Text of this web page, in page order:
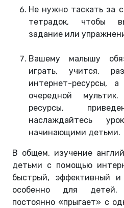
Не нужно таскать за
тетрадок, чтобы
задание или
Вашему малышу
играть, учится,
интернет-ресурсы,
очередной
ресурсы,
наслаждайтесь
начинающими детьми.
В общем, изучение
детьми с помощью
быстрый, эффективный и
особенно для детей.
постоянно «прыгает» с